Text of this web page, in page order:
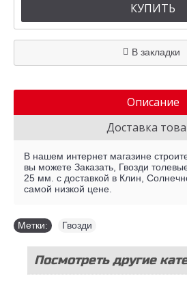
КУПИТЬ
В закладки
Описание
Доставка
В нашем интернет магазине
вы можете Заказать, Гвозди
25 мм. с доставкой в Клин,
самой низкой цене.
Метки: Гвозди
Посмотреть другие